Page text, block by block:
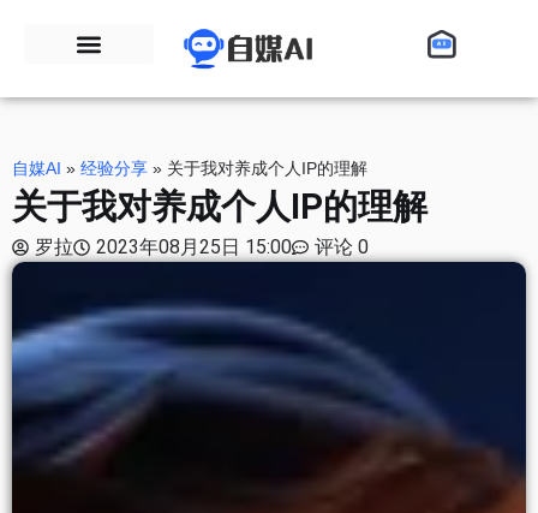
自媒AI » 经验分享 » 关于我对养成个人IP的理解
关于我对养成个人IP的理解
罗拉 2023年08月25日 15:00 评论 0